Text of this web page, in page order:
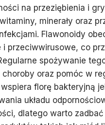
na przeziębienia i
minerały oraz
Flawonoidy
i przeciwwirusowe, co
spożywanie
oraz pomóc w
florę bakteryjną
układu
dlatego warto